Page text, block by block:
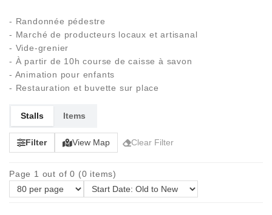
- Randonnée pédestre
- Marché de producteurs locaux et artisanal
- Vide-grenier
- À partir de 10h course de caisse à savon
- Animation pour enfants
- Restauration et buvette sur place
Stalls Items
Filter View Map Clear Filter
Page 1 out of 0 (0 items)